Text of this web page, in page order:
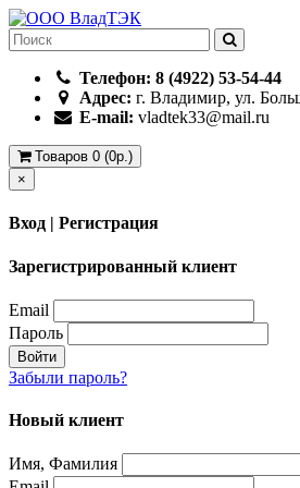
Телефон: 8 (4922) 53-54-44
Адрес: г. Владимир, ул.
E-mail: vladtek33@mail.ru
Товаров 0 (0р.)
×
Вход | Регистрация
Зарегистрированный клиент
Email
Пароль
Войти
Забыли пароль?
Новый клиент
Имя, Фамилия